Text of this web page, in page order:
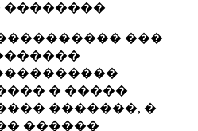
��������
���
� �����
�������, �
������